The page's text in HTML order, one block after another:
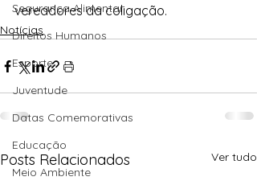
Segurança Alimentar
Direitos Humanos
Esporte
Juventude
Datas Comemorativas
Educação
Meio Ambiente
vereadores da coligação.
Notícias
Posts Relacionados Ver tudo